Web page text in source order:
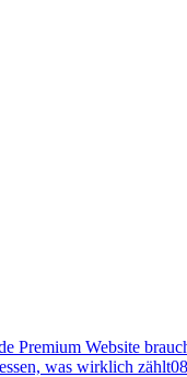
Premium Website
was wirklich zählt08